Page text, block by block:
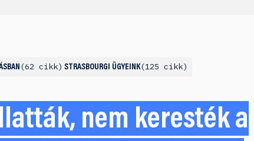
62 cikk STRASBOURGI ÜGYEINK 125 cikk
nem keresték a